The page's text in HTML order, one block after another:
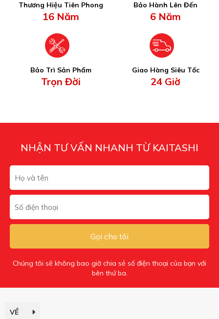
Thương Hiệu Tiên Phong
16 Năm
Bảo Hành Lên Đến
6 Năm
Bảo Trì Sản Phẩm
Trọn Đời
Giao Hàng Siêu Tốc
24 Giờ
NHẬN TƯ VẤN NHANH TỪ KAITASHI
Gọi cho tôi
Chúng tôi sẽ không bao giờ chia sẻ số điện thoại của bạn với
bên thứ ba.
VỀ